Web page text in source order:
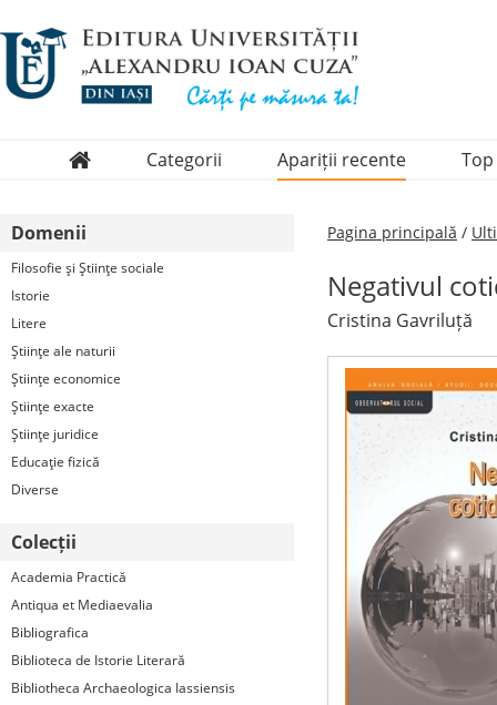
Categorii
Periodice
Apariții recente Top
Domenii
Filosofie şi Ştiinţe sociale
Istorie
Litere
Ştiinţe ale naturii
Ştiinţe economice
Ştiinţe exacte
Ştiinţe juridice
Educaţie fizică
Diverse
Colecții
Academia Practică
Antiqua et Mediaevalia
Bibliografica
Biblioteca de Istorie Literară
Bibliotheca Archaeologica Iassiensis
Pagina principală /
Negativul
Cristina Gavriluță